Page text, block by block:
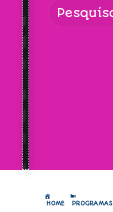
HOME PROGRAMAS